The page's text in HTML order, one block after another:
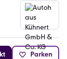
Parken